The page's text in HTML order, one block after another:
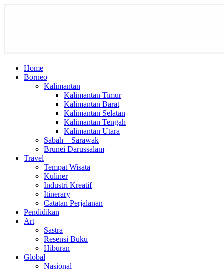
Home
Borneo
Kalimantan
Kalimantan Timur
Kalimantan Barat
Kalimantan Selatan
Kalimantan Tengah
Kalimantan Utara
Sabah – Sarawak
Brunei Darussalam
Travel
Tempat Wisata
Kuliner
Industri Kreatif
Itinerary
Catatan Perjalanan
Pendidikan
Art
Sastra
Resensi Buku
Hiburan
Global
Nasional